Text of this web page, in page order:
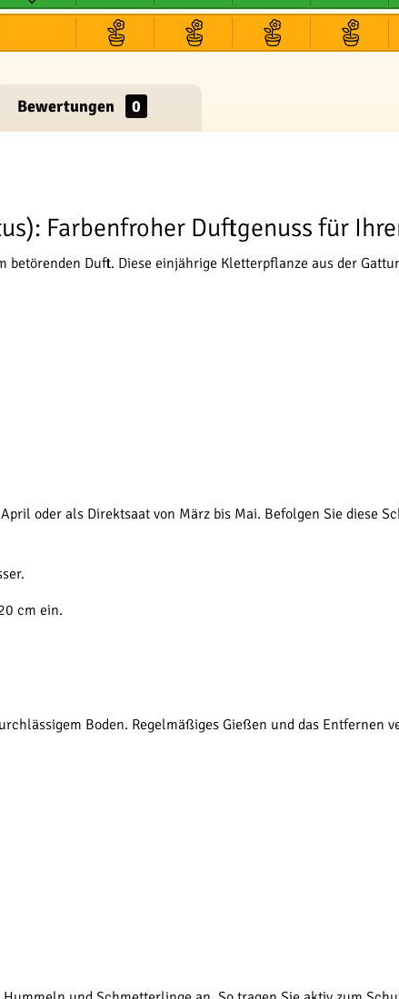
Bewertungen 0
Farbenfroher Duftgenuss für
Duft. Diese einjährige Kletterpflanze aus der
oder als Direktsaat von März bis Mai. Befolgen Sie diese
cm ein.
Boden. Regelmäßiges Gießen und das Entfernen